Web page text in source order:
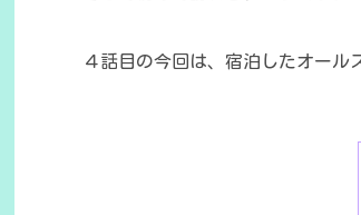
４話目の今回は、宿泊したオール